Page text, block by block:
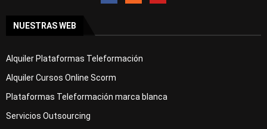
NUESTRAS WEB
Alquiler Plataformas Teleformación
Alquiler Cursos Online Scorm
Plataformas Teleformación marca blanca
Servicios Outsourcing